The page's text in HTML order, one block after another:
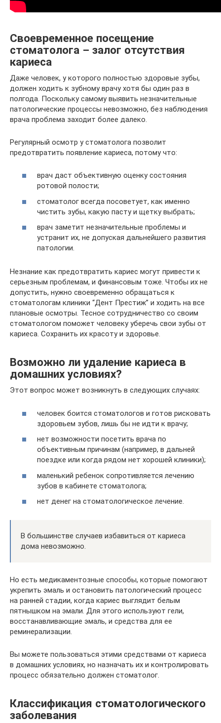
Своевременное посещение
стоматолога – залог отсутствия
кариеса
Даже человек, у которого полностью здоровые зубы,
должен ходить к зубному врачу хотя бы один раз в
полгода. Поскольку самому выявить незначительные
патологические процессы невозможно, без наблюдения
врача проблема заходит более далеко.
Регулярный осмотр у стоматолога позволит
предотвратить появление кариеса, потому что:
врач даст объективную оценку состояния
ротовой полости;
стоматолог всегда посоветует, как именно
чистить зубы, какую пасту и щетку выбрать;
врач заметит незначительные проблемы и
устранит их, не допуская дальнейшего развития
патологии.
Незнание как предотвратить кариес могут привести к
серьезным проблемам, и финансовым тоже. Чтобы их не
допустить, нужно своевременно обращаться к
стоматологам клиники “Дент Престиж” и ходить на все
плановые осмотры. Тесное сотрудничество со своим
стоматологом поможет человеку уберечь свои зубы от
кариеса. Сохранить их красоту и здоровье.
Возможно ли удаление кариеса в
домашних условиях?
Этот вопрос может возникнуть в следующих случаях:
человек боится стоматологов и готов рисковать
здоровьем зубов, лишь бы не идти к врачу;
нет возможности посетить врача по
объективным причинам (например, в дальней
поездке или когда рядом нет хорошей клиники);
маленький ребенок сопротивляется лечению
зубов в кабинете стоматолога;
нет денег на стоматологическое лечение.
В большинстве случаев избавиться от кариеса
дома невозможно.
Но есть медикаментозные способы, которые помогают
укрепить эмаль и остановить патологический процесс
на ранней стадии, когда кариес выглядит белым
пятнышком на эмали. Для этого используют гели,
восстанавливающие эмаль, и средства для ее
реминерализации.
Вы можете пользоваться этими средствами от кариеса
в домашних условиях, но назначать их и контролировать
процесс обязательно должен стоматолог.
Классификация стоматологического
заболевания